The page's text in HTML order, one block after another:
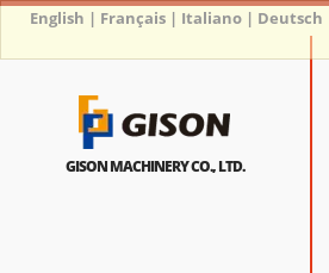
GISON MACHINERY CO., LTD.
English | Français | Italiano | Deutsch